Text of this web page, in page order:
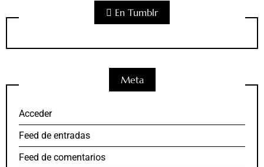
En Tumblr
Meta
Acceder
Feed de entradas
Feed de comentarios